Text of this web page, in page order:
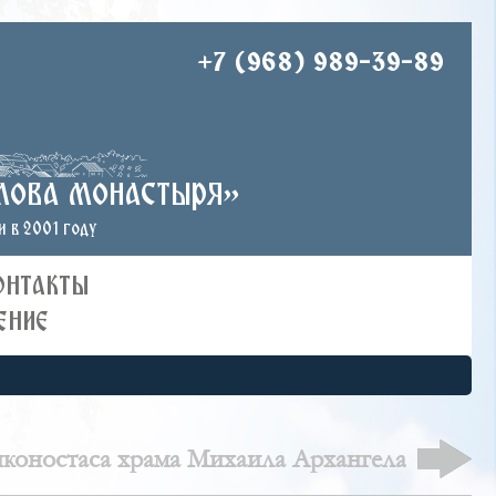
+7 (968) 989-39-89
монастыря»
в 2001 году
храма Михаила Архангела